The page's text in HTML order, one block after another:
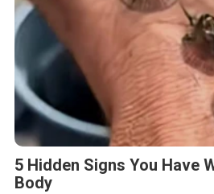
5 Hidden Signs You Have
Body